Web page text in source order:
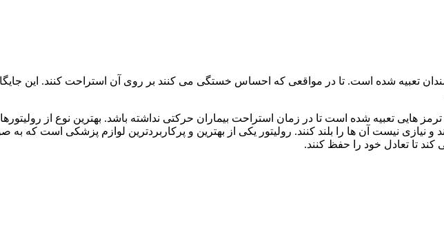
تعبیه شده است. تا در مواقعی که احساس خستگی می کنند بر روی آن استراحت کنند.
ترمز هایی تعبیه شده است تا در زمان استراحت بیماران حرکتی نداشته باشد. بهترین نوع از
نیازی نیست آن ها را بلند کنند. رولیتور یکی از بهترین و پرکاربردترین لوازم پزشکی است که
تا تعادل خود را حفظ کنند.